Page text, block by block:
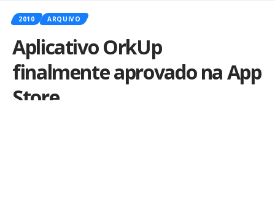
2010 ARQUIVO
Aplicativo OrkUp
finalmente aprovado na App
Store